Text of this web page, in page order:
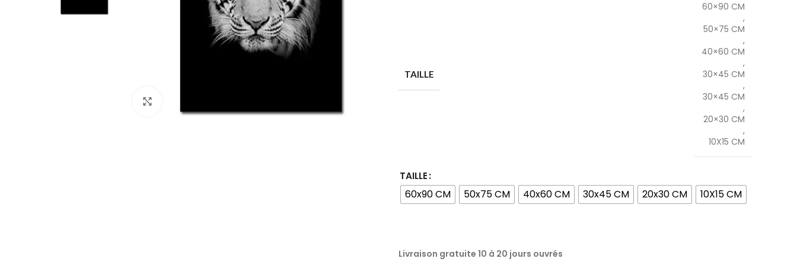
TAILLE
60×90 CM
,
50×75 CM
,
40×60 CM
,
30×45 CM
,
30×45 CM
,
20×30 CM
,
10X15 CM
TAILLE
60x90 CM 50x75 CM 40x60 CM 30x45 CM 20x30 CM 10X15 CM
Livraison gratuite 10 à 20 jours ouvrés